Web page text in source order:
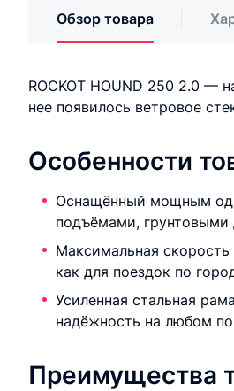
Обзор товара
ROCKOT HOUND 250 2.0 —
нее появилось ветровое
Особенности
Оснащённый мощным
подъёмами, грунтовыми
Максимальная
как для поездок по
Усиленная стальная
надёжность на любом
Преимущества